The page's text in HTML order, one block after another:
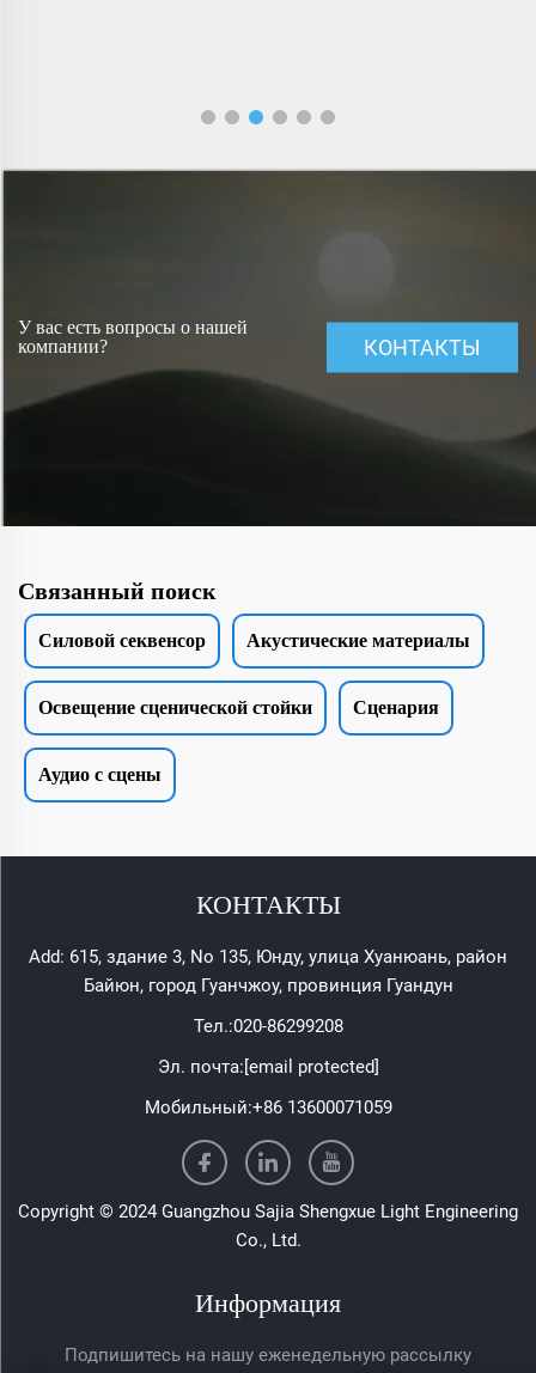
У вас есть вопросы о нашей
компании?
КОНТАКТЫ
Связанный поиск
Силовой секвенсор Акустические материалы
Освещение сценической стойки Сценария
Аудио с сцены
КОНТАКТЫ
Add: 615, здание 3, No 135, Юнду, улица Хуанюань, район
Байюн, город Гуанчжоу, провинция Гуандун
Тел.:020-86299208
Эл. почта:[email protected]
Мобильный:+86 13600071059
Copyright © 2024 Guangzhou Sajia Shengxue Light Engineering
Co., Ltd.
Информация
Подпишитесь на нашу еженедельную рассылку